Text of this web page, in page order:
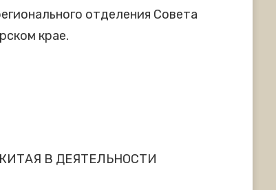
отделения Совета
крае.
В ДЕЯТЕЛЬНОСТИ